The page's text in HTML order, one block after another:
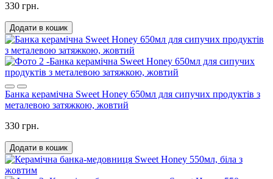
330 грн.
Додати в кошик
Банка керамічна Sweet Honey 650мл для сипучих продуктів з
металевою затяжкою, жовтий
330 грн.
Додати в кошик